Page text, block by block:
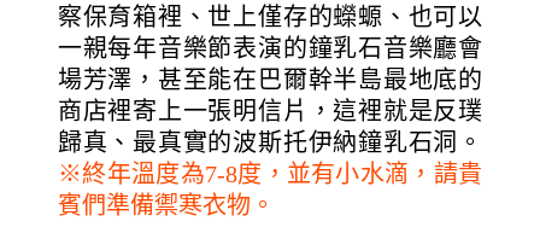
察保育箱裡、世上僅存的蠑螈、也可以
一親每年音樂節表演的鐘乳石音樂廳會
場芳澤，甚至能在巴爾幹半島最地底的
商店裡寄上一張明信片，這裡就是反璞
歸真、最真實的波斯托伊納鐘乳石洞。
※終年溫度為7-8度，並有小水滴，請貴
賓們準備禦寒衣物。